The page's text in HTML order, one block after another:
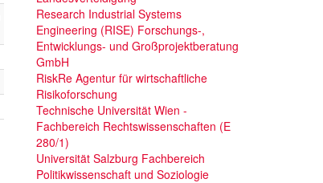
Research Industrial Systems
Engineering (RISE) Forschungs-,
Entwicklungs- und Großprojektberatung
GmbH
RiskRe Agentur für wirtschaftliche
Risikoforschung
Technische Universität Wien -
Fachbereich Rechtswissenschaften (E
280/1)
Universität Salzburg Fachbereich
Politikwissenschaft und Soziologie